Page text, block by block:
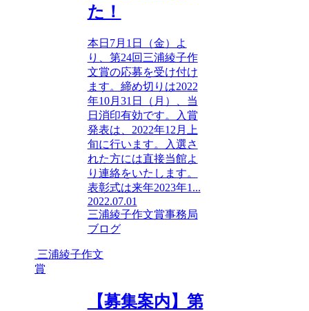
た！
本日7月1日（金）よ
り、第24回三浦綾子作
文賞の応募を受け付け
ます。締め切りは2022
年10月31日（月）、当
日消印有効です。入賞
発表は、2022年12月上
旬に行います。入選さ
れた方には直接当館よ
り連絡をいたします。
表彰式は来年2023年1...
2022.07.01
三浦綾子作文賞事務局
ブログ
三浦綾子作文
賞
【募集案内】第